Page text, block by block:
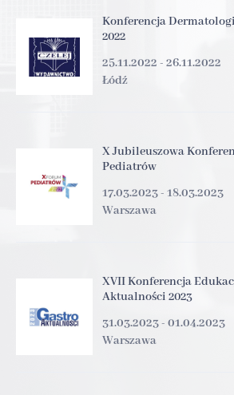
Konferencja
2022
25.11.2022 - 26.11.2022
Łódź
X Jubileuszowa
Pediatrów
17.03.2023 - 18.03.2023
Warszawa
XVII Konferencja
Aktualności 2023
31.03.2023 - 01.04.2023
Warszawa